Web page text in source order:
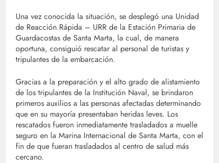
Una vez conocida la situación, se desplegó una Unidad
de Reacción Rápida – URR de la Estación Primaria de
Guardacostas de Santa Marta, la cual, de manera
oportuna, consiguió rescatar al personal de turistas y
tripulantes de la embarcación.
Gracias a la preparación y el alto grado de alistamiento
de los tripulantes de la Institución Naval, se brindaron
primeros auxilios a las personas afectadas determinando
que en su mayoría presentaban heridas leves. Los
rescatados fueron inmediatamente trasladados a muelle
seguro en la Marina Internacional de Santa Marta, con el
fin de que fueran trasladados al centro de salud más
cercano.